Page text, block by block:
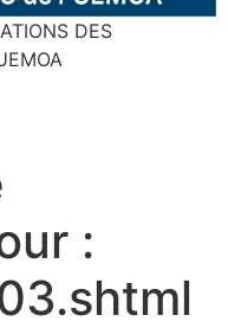
DES
: